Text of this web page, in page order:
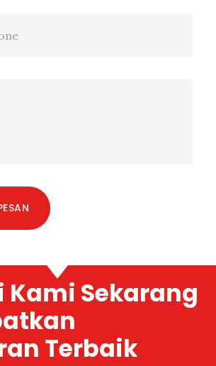
Kami Sekarang
Terbaik